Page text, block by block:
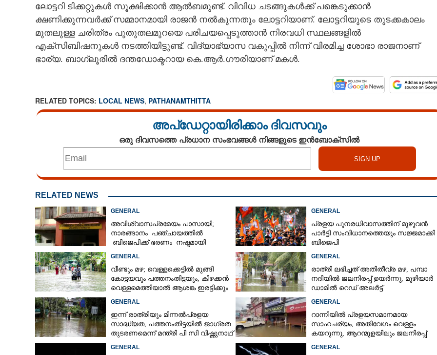
ലോട്ടറി ടിക്കറ്റുകൾ സൂക്ഷിക്കാൻ ആൽബമുണ്ട്. വിവിധ ചടങ്ങുകൾക്ക് പങ്കെടുക്കാൻ
ക്ഷണിക്കുന്നവർക്ക് സമ്മാനമായി രാജൻ നൽകുന്നതും ലോട്ടറിയാണ്. ലോട്ടറിയുടെ തുടക്കകാലം
മുതലുള്ള ചരിത്രം പുതുതലമുറയെ പരിചയപ്പെടുത്താൻ നിരവധി സ്ഥലങ്ങളിൽ
എക്സിബിഷനുകൾ നടത്തിയിട്ടുണ്ട്. വിദ്യാഭ്യാസ വകുപ്പിൽ നിന്ന് വിരമിച്ച ശോഭാ രാജനാണ്
ഭാര്യ. ബാഗ്ലൂരിൽ ദന്തഡോക്ടറായ കെ.ആർ.ഗൗരിയാണ് മകൾ.
RELATED TOPICS: LOCAL NEWS, PATHANAMTHITTA
അപ്ഡേറ്റായിരിക്കാം ദിവസവും
ഒരു ദിവസത്തെ പ്രധാന സംഭവങ്ങൾ നിങ്ങളുടെ ഇൻബോക്സിൽ
RELATED NEWS
GENERAL
അവിശ്വാസപ്രമേയം പാസായി;
നാരങ്ങാനം പഞ്ചായത്തിൽ
ബിജെപിക്ക് ഭരണം നഷ്ടമായി
GENERAL
പ്രളയ പുനരധിവാസത്തിന് മുഴുവൻ
പാർട്ടി സംവിധാനത്തെയും സജ്ജമാക്കി
ബിജെപി
GENERAL
വീണ്ടും മഴ; വെള്ളക്കെട്ടിൽ മുങ്ങി
കോട്ടയവും പത്തനംതിട്ടയും, കിഴക്കൻ
വെള്ളമെത്തിയാൽ ആശങ്ക ഇരട്ടിക്കും
GENERAL
രാത്രി ലഭിച്ചത് അതിതീവ്ര മഴ, പമ്പാ
നദിയിൽ ജലനിരപ്പ് ഉയർന്നു, മൂഴിയാർ
ഡാമിൽ റെഡ് അലർട്ട്
GENERAL
ഇന്ന് രാത്രിയും മിന്നൽപ്രളയ
സാദ്ധ്യത,​ പത്തനംതിട്ടയിൽ ജാഗ്രത
തുടരണമെന്ന് മന്ത്രി പി സി വിഷ്ണുനാഥ്
GENERAL
റാന്നിയിൽ പ്രളയസമാനമായ
സാഹചര്യം; അതിവേഗം വെള്ളം
കയറുന്നു, ആറന്മുളയിലും ജലനിരപ്പ്
GENERAL GENERAL
ഭാഗ്യം കനിഞ്ഞില്ലെങ്കിലും രാജന്റെ
കൈയിലുണ്ട് ലോട്ടറിയുടെ ചരിത്രം
Copy Link